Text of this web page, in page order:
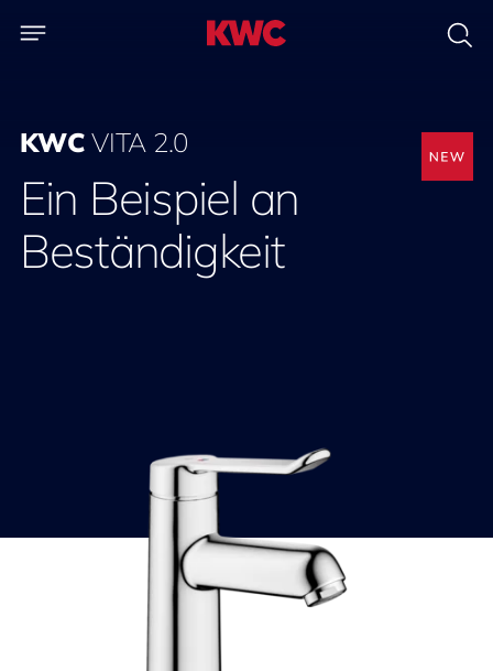
KWCVITA 2.0
Ein Beispiel an
Beständigkeit